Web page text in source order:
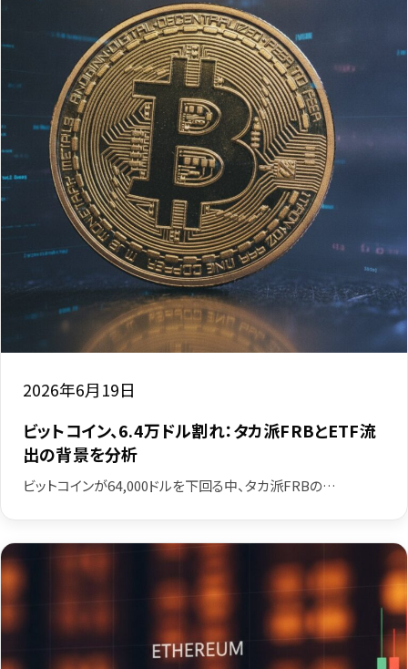
2026年6月19日
ビットコイン、6.4万ドル割れ：タカ派FRBとETF流
出の背景を分析
ビットコインが64,000ドルを下回る中、タカ派FRBの…